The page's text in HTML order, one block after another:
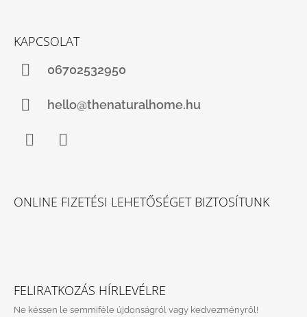
KAPCSOLAT
06702532950
hello@thenaturalhome.hu
ONLINE FIZETÉSI LEHETŐSÉGET BIZTOSÍTUNK
FELIRATKOZÁS HÍRLEVÉLRE
Ne késsen le semmiféle újdonságról vagy kedvezményről!